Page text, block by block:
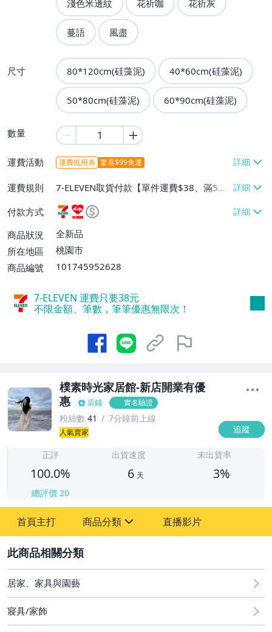
淺色米邊紋 花祈咖 花祈灰
蔓語 風盡
尺寸 80*120cm(硅藻泥) 40*60cm(硅藻泥)
50*80cm(硅藻泥) 60*90cm(硅藻泥)
數量
運費活動 運費抵用券 驚喜$99免運
運費規則
7-ELEVEN取貨付款【單件運費$38、滿5件
或消費滿$990免運費】、萊爾富取貨付款
【單件運費$60、滿100件或消費滿$990免
運費】、宅配/貨運【單件運費$80、滿100
件或消費滿$1200免運費】
付款方式
商品狀況
全新品
所在地區
桃園市
商品編號
101745952628
7-ELEVEN 運費只要38元
不限金額、筆數，筆筆優惠無限次！
樸素時光家居館-新店開業有優
惠
店鋪 實名驗證
粉絲數 41 7分鐘前上線
人氣賣家 追蹤
正評
100.0%
總評價 20
出貨速度
6 天
未出貨率
3%
首頁主打 商品分類
其它
直播影片
居家、家具與園藝
寢具/家飾